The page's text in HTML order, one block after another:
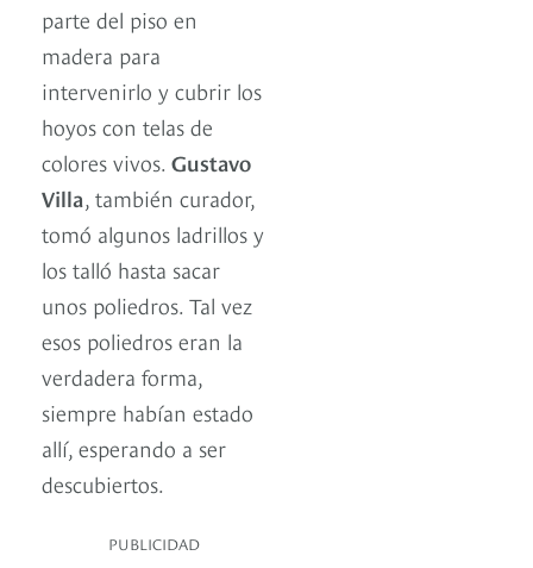
parte del piso en
madera para
intervenirlo y cubrir los
hoyos con telas de
colores vivos. Gustavo
Villa, también curador,
tomó algunos ladrillos y
los talló hasta sacar
unos poliedros. Tal vez
esos poliedros eran la
verdadera forma,
siempre habían estado
allí, esperando a ser
descubiertos.
PUBLICIDAD